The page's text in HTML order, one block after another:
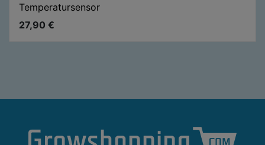
Temperatursensor
27,90 €